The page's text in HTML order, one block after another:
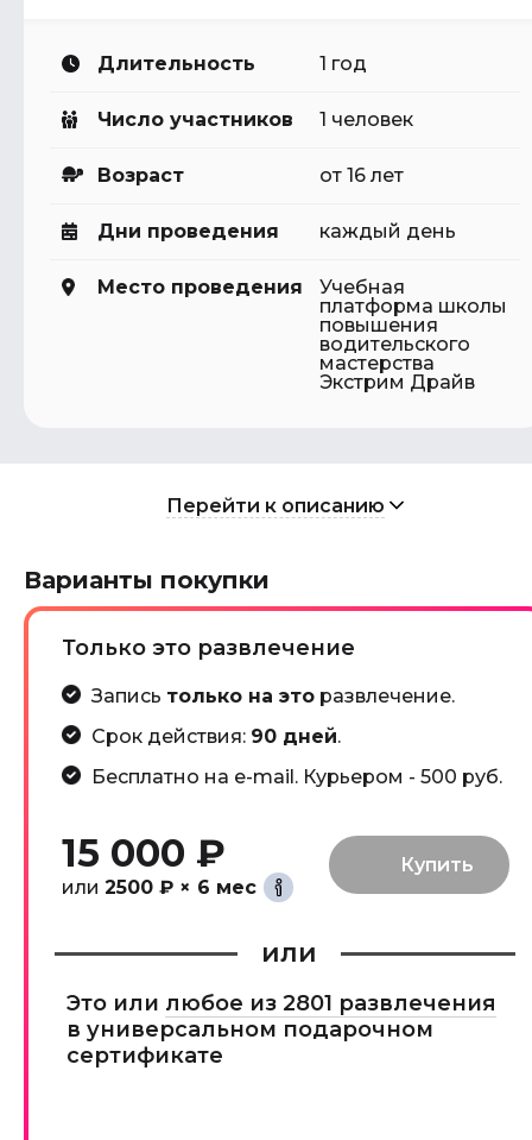
Длительность 1 год
Число участников 1 человек
Возраст от 16 лет
Дни проведения каждый день
Место проведения
Учебная
платформа школы
повышения
водительского
мастерства
Экстрим Драйв
Перейти к описанию
Варианты покупки
Только это развлечение
Запись только на эторазвлечение.
Срок действия: 90 дней.
Бесплатно на e-mail. Курьером - 500 руб.
15 000 ₽
или 2500 ₽ × 6 мес
или
Это или любое из 2801 развлечения
в универсальном подарочном
сертификате